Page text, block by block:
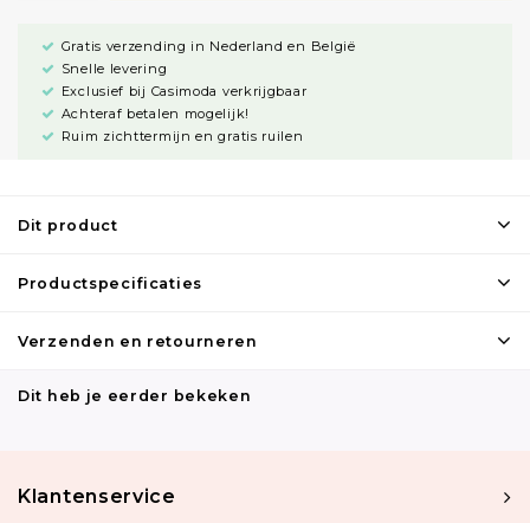
Gratis verzending in Nederland en België
Snelle levering
Exclusief bij Casimoda verkrijgbaar
Achteraf betalen mogelijk!
Ruim zichttermijn en gratis ruilen
Dit product
Productspecificaties
Verzenden en retourneren
Dit heb je eerder bekeken
Klantenservice